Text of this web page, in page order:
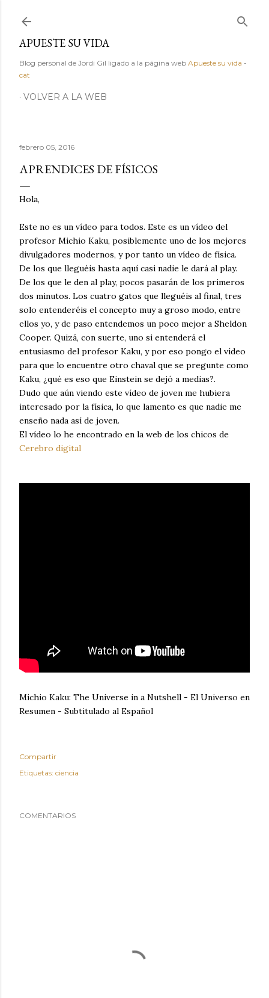
APUESTE SU VIDA
Blog personal de Jordi Gil ligado a la página web Apueste su vida -
cat
VOLVER A LA WEB
febrero 05, 2016
APRENDICES DE FÍSICOS
Hola,
Este no es un vídeo para todos. Este es un vídeo del
profesor Michio Kaku, posiblemente uno de los mejores
divulgadores modernos, y por tanto un vídeo de física.
De los que lleguéis hasta aquí casi nadie le dará al play.
De los que le den al play, pocos pasarán de los primeros
dos minutos. Los cuatro gatos que lleguéis al final, tres
solo entenderéis el concepto muy a groso modo, entre
ellos yo, y de paso entendemos un poco mejor a Sheldon
Cooper. Quizá, con suerte, uno si entenderá el
entusiasmo del profesor Kaku, y por eso pongo el vídeo
para que lo encuentre otro chaval que se pregunte como
Kaku, ¿qué es eso que Einstein se dejó a medias?.
Dudo que aún viendo este vídeo de joven me hubiera
interesado por la física, lo que lamento es que nadie me
enseño nada así de joven.
El vídeo lo he encontrado en la web de los chicos de
Cerebro digital
Michio Kaku: The Universe in a Nutshell - El Universo en
Resumen - Subtitulado al Español
Compartir
Etiquetas: ciencia
COMENTARIOS